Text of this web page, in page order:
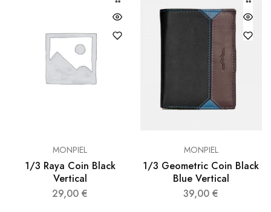
MONPIEL
1/3 Raya Coin Black
Vertical
29,00€
MONPIEL
1/3 Geometric Coin Black
Blue Vertical
39,00€